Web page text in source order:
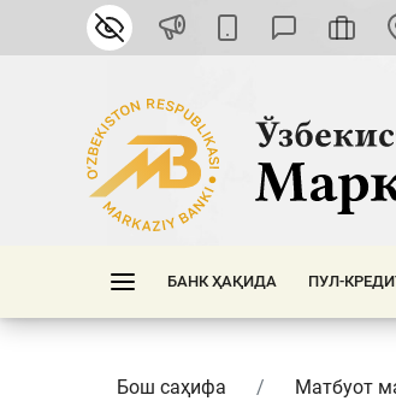
БАНК ҲАҚИДА ПУЛ-
Бош саҳифа Матбуот